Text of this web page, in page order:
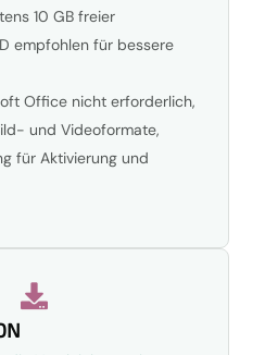
10 GB freier
empfohlen für bessere
Office nicht erforderlich,
und Videoformate,
für Aktivierung und
